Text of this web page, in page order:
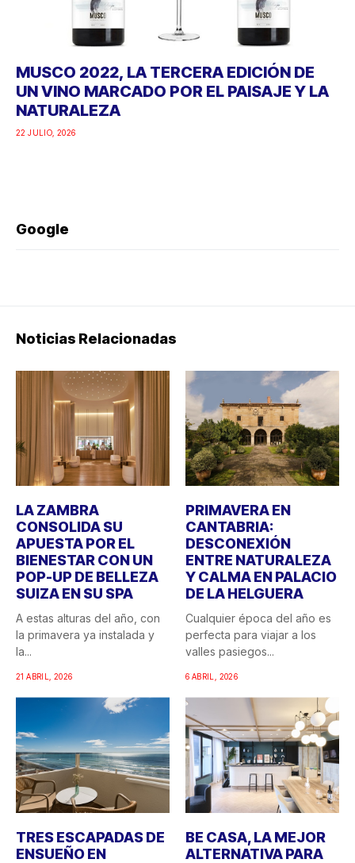
MUSCO 2022, LA TERCERA EDICIÓN DE
UN VINO MARCADO POR EL PAISAJE Y LA
NATURALEZA
22 JULIO, 2026
Google
Noticias Relacionadas
LA ZAMBRA
CONSOLIDA SU
APUESTA POR EL
BIENESTAR CON UN
POP-UP DE BELLEZA
SUIZA EN SU SPA
A estas alturas del año, con
la primavera ya instalada y
la...
21 ABRIL, 2026
PRIMAVERA EN
CANTABRIA:
DESCONEXIÓN
ENTRE NATURALEZA
Y CALMA EN PALACIO
DE LA HELGUERA
Cualquier época del año es
perfecta para viajar a los
valles pasiegos...
6 ABRIL, 2026
TRES ESCAPADAS DE
ENSUEÑO EN
BE CASA, LA MEJOR
ALTERNATIVA PARA